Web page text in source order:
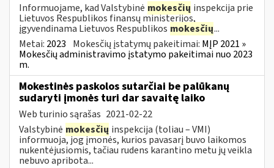
Informuojame, kad Valstybinė mokesčių inspekcija prie
Lietuvos Respublikos finansų ministerijos,
įgyvendinama Lietuvos Respublikos mokesčių...
Metai: 2023 Mokesčių įstatymų pakeitimai: MĮP 2021 »
Mokesčių administravimo įstatymo pakeitimai nuo 2023
m.
Mokestinės paskolos sutarčiai be palūkanų
sudaryti įmonės turi dar savaitę laiko
Web turinio sąrašas 2021-02-22
Valstybinė mokesčių inspekcija (toliau – VMI)
informuoja, jog įmonės, kurios pavasarį buvo laikomos
nukentėjusiomis, tačiau rudens karantino metu jų veikla
nebuvo apribota...